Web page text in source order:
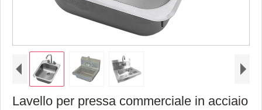
Lavello per pressa commerciale in acciaio